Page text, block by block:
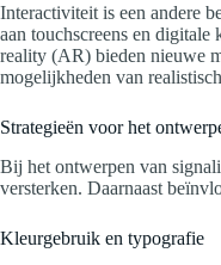
Interactiviteit is een andere
aan touchscreens en
reality (AR) bieden nieuwe
mogelijkheden van
Strategieën voor het
Bij het ontwerpen van
versterken. Daarnaast
Kleurgebruik en typografie